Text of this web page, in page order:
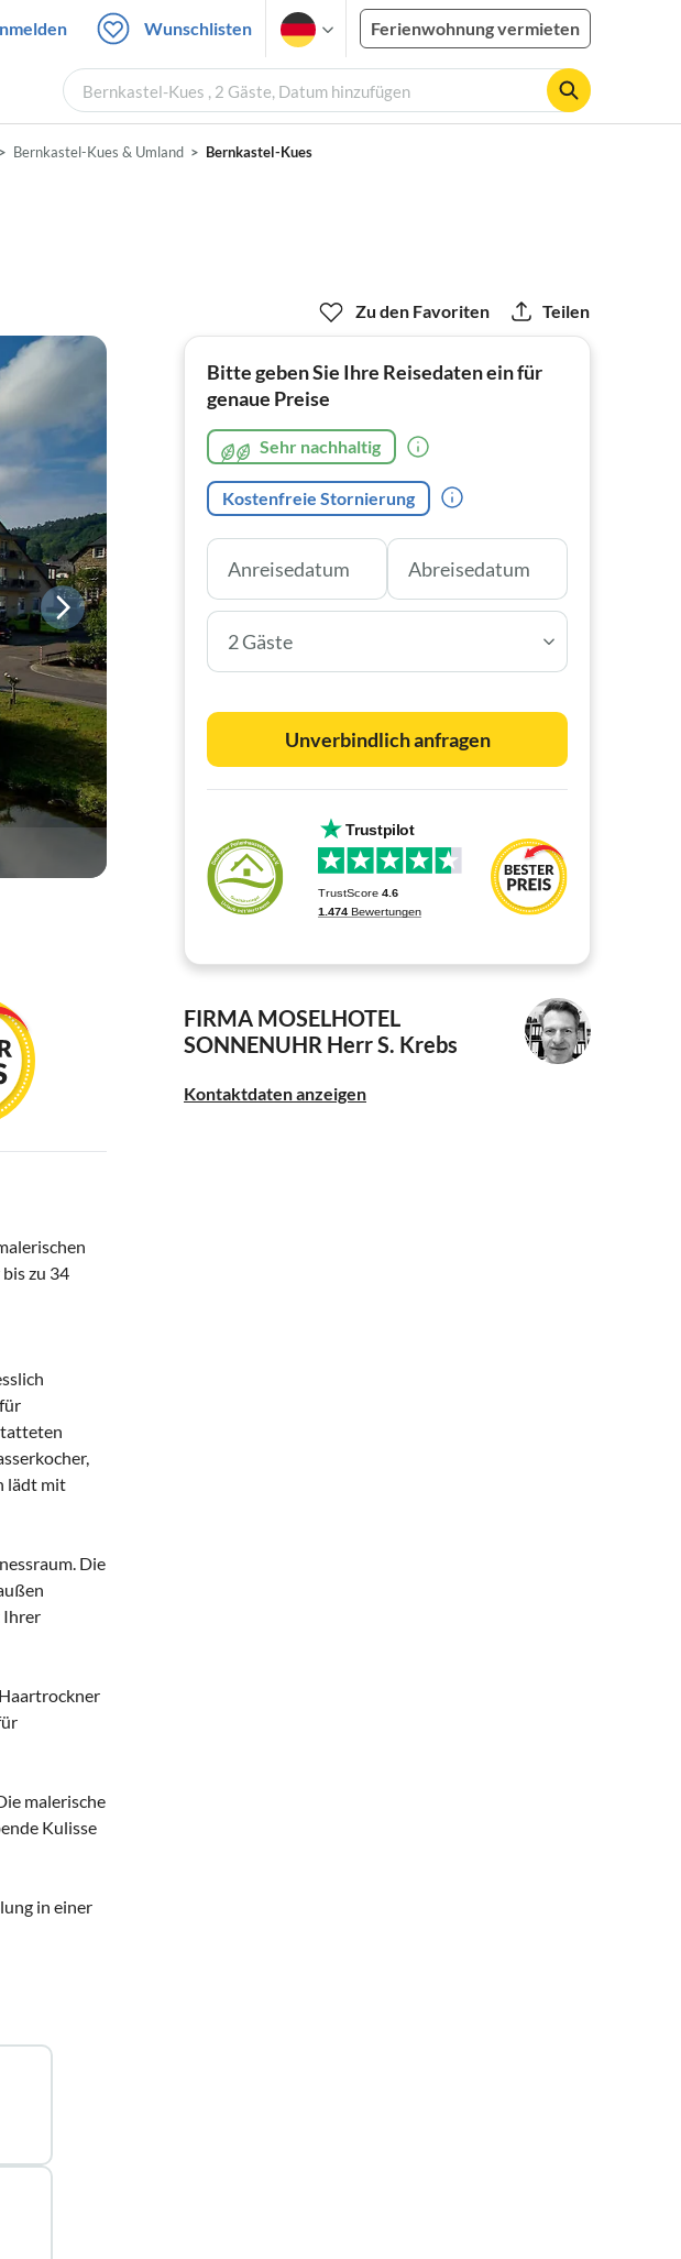
Wunschlisten Ferienwohnung vermieten
Bernkastel-Kues , 2 Gäste, Datum hinzufügen
Bernkastel-Kues & Umland Bernkastel-Kues
zu 34
lädt mit
Die
Ihrer
malerische
Kulisse
in einer
Zu den Favoriten Teilen
Bitte geben Sie Ihre Reisedaten ein für
genaue Preise
Sehr nachhaltig
Kostenfreie Stornierung
2 Gäste
Unverbindlich anfragen
FIRMA MOSELHOTEL
SONNENUHR Herr S. Krebs
Kontaktdaten anzeigen